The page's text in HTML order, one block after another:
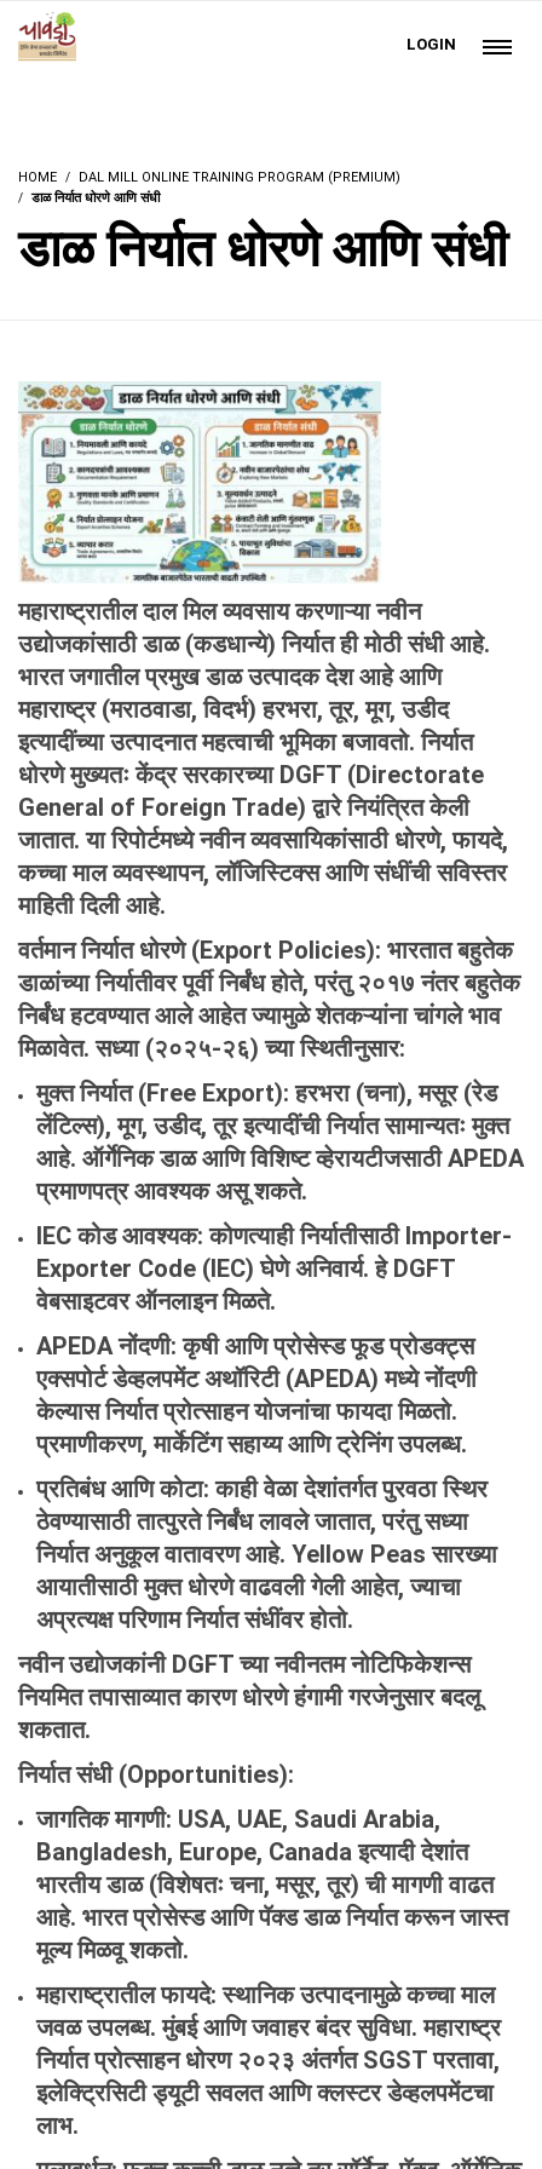
LOGIN
HOME
DAL MILL ONLINE TRAINING PROGRAM (PREMIUM)
डाळ निर्यात धोरणे आणि संधी
डाळ निर्यात धोरणे आणि संधी
महाराष्ट्रातील दाल मिल व्यवसाय करणाऱ्या नवीन
उद्योजकांसाठी डाळ (कडधान्ये) निर्यात ही मोठी संधी आहे.
भारत जगातील प्रमुख डाळ उत्पादक देश आहे आणि
महाराष्ट्र (मराठवाडा, विदर्भ) हरभरा, तूर, मूग, उडीद
इत्यादींच्या उत्पादनात महत्वाची भूमिका बजावतो. निर्यात
धोरणे मुख्यतः केंद्र सरकारच्या DGFT (Directorate
General of Foreign Trade) द्वारे नियंत्रित केली
जातात. या रिपोर्टमध्ये नवीन व्यवसायिकांसाठी धोरणे, फायदे,
कच्चा माल व्यवस्थापन, लॉजिस्टिक्स आणि संधींची सविस्तर
माहिती दिली आहे.
वर्तमान निर्यात धोरणे(Export Policies): भारतात बहुतेक
डाळांच्या निर्यातीवर पूर्वी निर्बंध होते, परंतु २०१७ नंतर बहुतेक
निर्बंध हटवण्यात आले आहेत ज्यामुळे शेतकऱ्यांना चांगले भाव
मिळावेत. सध्या (२०२५-२६) च्या स्थितीनुसार:
मुक्त निर्यात(Free Export): हरभरा (चना), मसूर (रेड
लेंटिल्स), मूग, उडीद, तूर इत्यादींची निर्यात सामान्यतः मुक्त
आहे. ऑर्गेनिक डाळ आणि विशिष्ट व्हेरायटीजसाठी APEDA
प्रमाणपत्र आवश्यक असू शकते.
IECकोड आवश्यक: कोणत्याही निर्यातीसाठी Importer-
Exporter Code (IEC) घेणे अनिवार्य. हे DGFT
वेबसाइटवर ऑनलाइन मिळते.
APEDAनोंदणी: कृषी आणि प्रोसेस्ड फूड प्रोडक्ट्स
एक्सपोर्ट डेव्हलपमेंट अथॉरिटी (APEDA) मध्ये नोंदणी
केल्यास निर्यात प्रोत्साहन योजनांचा फायदा मिळतो.
प्रमाणीकरण, मार्केटिंग सहाय्य आणि ट्रेनिंग उपलब्ध.
प्रतिबंध आणि कोटा: काही वेळा देशांतर्गत पुरवठा स्थिर
ठेवण्यासाठी तात्पुरते निर्बंध लावले जातात, परंतु सध्या
निर्यात अनुकूल वातावरण आहे. Yellow Peas सारख्या
आयातीसाठी मुक्त धोरणे वाढवली गेली आहेत, ज्याचा
अप्रत्यक्ष परिणाम निर्यात संधींवर होतो.
नवीन उद्योजकांनी DGFT च्या नवीनतम नोटिफिकेशन्स
नियमित तपासाव्यात कारण धोरणे हंगामी गरजेनुसार बदलू
शकतात.
निर्यात संधी(Opportunities):
जागतिक मागणी: USA, UAE, Saudi Arabia,
Bangladesh, Europe, Canada इत्यादी देशांत
भारतीय डाळ (विशेषतः चना, मसूर, तूर) ची मागणी वाढत
आहे. भारत प्रोसेस्ड आणि पॅक्ड डाळ निर्यात करून जास्त
मूल्य मिळवू शकतो.
महाराष्ट्रातील फायदे: स्थानिक उत्पादनामुळे कच्चा माल
जवळ उपलब्ध. मुंबई आणि जवाहर बंदर सुविधा. महाराष्ट्र
निर्यात प्रोत्साहन धोरण २०२३ अंतर्गत SGST परतावा,
इलेक्ट्रिसिटी ड्यूटी सवलत आणि क्लस्टर डेव्हलपमेंटचा
लाभ.